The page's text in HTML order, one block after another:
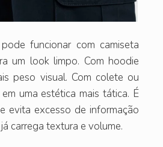
funcionar com camiseta
um look limpo. Com hoodie
peso visual. Com colete ou
uma estética mais tática. É
evita excesso de informação
carrega textura e volume.